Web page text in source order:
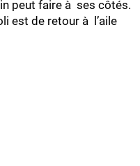
peut faire à ses côtés.
est de retour à l’aile